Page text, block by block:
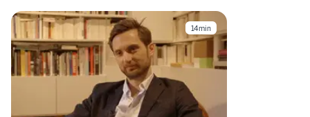
#réchauffement climatique #science fiction (futur)
14min